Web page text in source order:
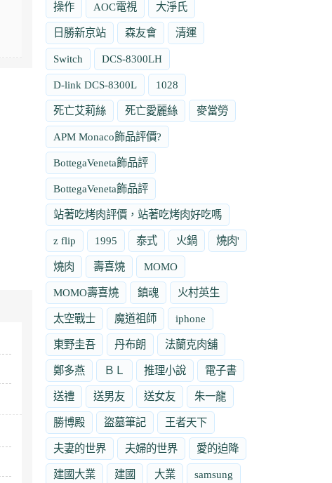
操作 AOC電視 大淨氏
日勝新京站 森友會 清運
Switch DCS-8300LH
D-link DCS-8300L 1028
死亡艾莉絲 死亡愛麗絲 麥當勞
APM Monaco飾品評價?
BottegaVeneta飾品評
BottegaVeneta飾品評
站著吃烤肉評價，站著吃烤肉好吃嗎
z flip 1995 泰式 火鍋 燒肉'
燒肉 壽喜燒 MOMO
MOMO壽喜燒 鎮魂 火村英生
太空戰士 魔道祖師 iphone
東野圭吾 丹布朗 法蘭克肉舖
鄭多燕 ＢＬ 推理小說 電子書
送禮 送男友 送女友 朱一龍
勝博殿 盜墓筆記 王者天下
夫妻的世界 夫婦的世界 愛的迫降
建國大業 建國 大業 samsung